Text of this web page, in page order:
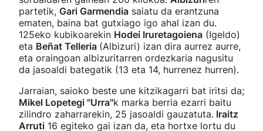
partetik, Gari Garmendia saiatu da erantzuna
ematen, baina bat gutxiago igo ahal izan du.
125eko kubikoarekin Hodei Iruretagoiena (Igeldo)
eta Beñat Telleria (Albizuri) izan dira aurrez aurre,
eta oraingoan albizuritarren ordezkaria nagusitu
da jasoaldi bategatik (13 eta 14, hurrenez hurren).
Jarraian, saioko beste une kitzikagarri bat iritsi da;
Mikel Lopetegi "Urra"k marka berria ezarri baitu
zilindro zaharrarekin, 25 jasoaldi gauzatuta. Iraitz
Arruti 16 egiteko gai izan da, eta hortxe lortu du